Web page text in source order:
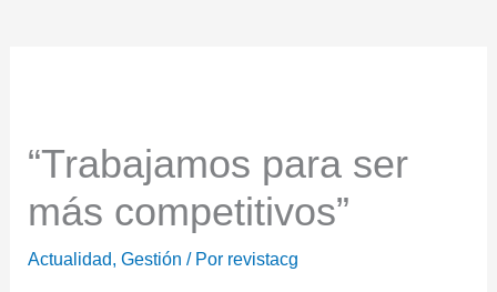
“Trabajamos para ser
más competitivos”
Actualidad,Gestión / Por revistacg